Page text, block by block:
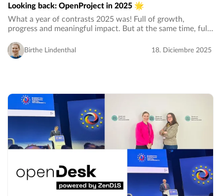
Looking back: OpenProject in 2025 🌟
What a year of contrasts 2025 was! Full of growth,
progress and meaningful impact. But at the same time, full
Birthe Lindenthal 18. Diciembre 2025